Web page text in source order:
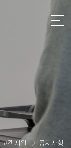
고객지원 공지사항